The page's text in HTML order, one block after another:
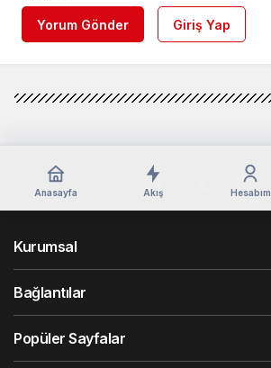
Yorum Gönder Giriş Yap
Anasayfa Akış Hesabım
Kurumsal
Bağlantılar
Popüler Sayfalar